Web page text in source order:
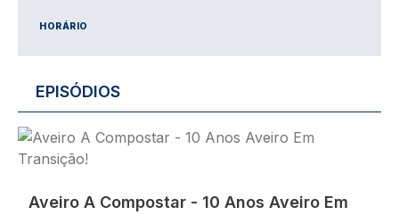
HORÁRIO
EPISÓDIOS
Imagem
Aveiro A Compostar - 10 Anos Aveiro Em